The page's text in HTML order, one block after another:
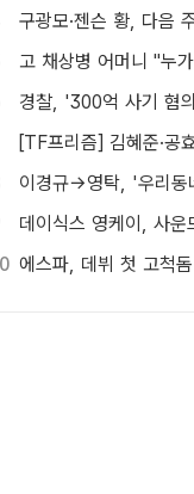
경찰, '300억 사기 혐